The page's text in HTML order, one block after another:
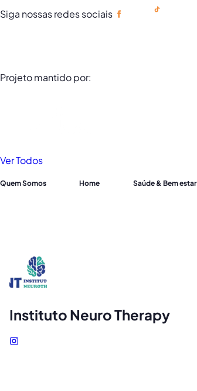
Siga nossas redes sociais
Projeto mantido por:
Ver Todos
Quem Somos Home Saúde & Bem estar
Instituto Neuro Therapy